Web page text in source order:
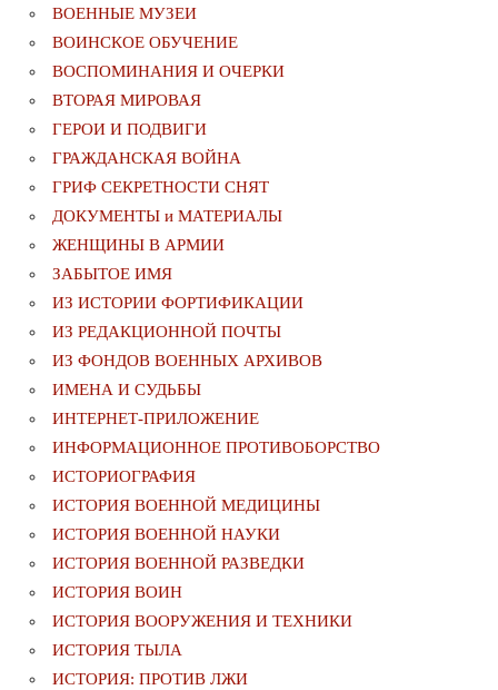
ВОЕННЫЕ МУЗЕИ
ВОИНСКОЕ ОБУЧЕНИЕ
ВОСПОМИНАНИЯ И ОЧЕРКИ
ВТОРАЯ МИРОВАЯ
ГЕРОИ И ПОДВИГИ
ГРАЖДАНСКАЯ ВОЙНА
ГРИФ СЕКРЕТНОСТИ СНЯТ
ДОКУМЕНТЫ и МАТЕРИАЛЫ
ЖЕНЩИНЫ В АРМИИ
ЗАБЫТОЕ ИМЯ
ИЗ ИСТОРИИ ФОРТИФИКАЦИИ
ИЗ РЕДАКЦИОННОЙ ПОЧТЫ
ИЗ ФОНДОВ ВОЕННЫХ АРХИВОВ
ИМЕНА И СУДЬБЫ
ИНТЕРНЕТ-ПРИЛОЖЕНИЕ
ИНФОРМАЦИОННОЕ ПРОТИВОБОРСТВО
ИСТОРИОГРАФИЯ
ИСТОРИЯ ВОЕННОЙ МЕДИЦИНЫ
ИСТОРИЯ ВОЕННОЙ НАУКИ
ИСТОРИЯ ВОЕННОЙ РАЗВЕДКИ
ИСТОРИЯ ВОИН
ИСТОРИЯ ВООРУЖЕНИЯ И ТЕХНИКИ
ИСТОРИЯ ТЫЛА
ИСТОРИЯ: ПРОТИВ ЛЖИ